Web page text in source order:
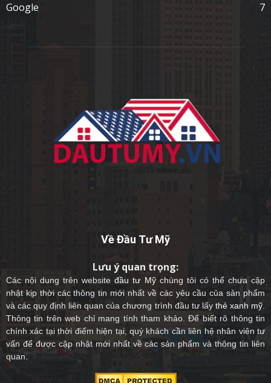
Google
7
Về Đầu Tư Mỹ
Lưu ý quan trọng:
Các nội dung trên websiteđầu tư Mỹchúng tôi có thể chưa cập
nhật kịp thời các thông tin mới nhất về các yêu cầu của sản phẩm
và các quy định liên quan của chương trình đầu tư lấy thẻ xanh mỹ.
Thông tin trên web chỉ mang tính tham khảo. Để biết rõ thông tin
chính xác tại thời điểm hiện tại, quý khách cần liên hệ nhân viên tư
vấn để được cập nhật mới nhất về các sản phẩm và thông tin liên
quan.